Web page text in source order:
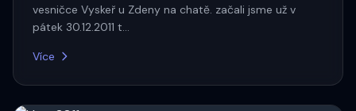
vesničce Vyskeř u Zdeny na chatě. začali jsme už v
pátek 30.12.2011 t…
Více